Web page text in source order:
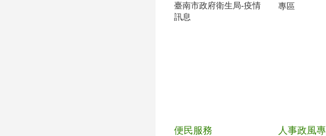
臺南市政府衛生局-疫情
訊息
專區
便民服務 人事政風